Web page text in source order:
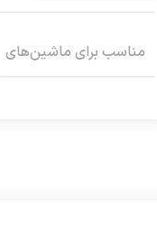
مناسب برای ماشین‌های